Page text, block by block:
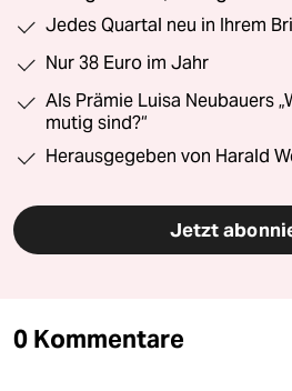
Jedes Quartal neu in Ihrem
Nur 38 Euro im Jahr
Als Prämie Luisa Neubauers
mutig sind?“
Herausgegeben von Harald
Jetzt
0 Kommentare